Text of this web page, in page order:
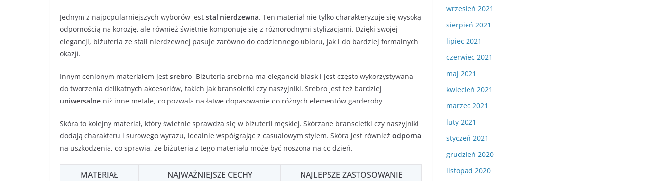
Jednym z najpopularniejszych wyborów jest stal nierdzewna. Ten materiał nie tylko charakteryzuje się wysoką
odpornością na korozję, ale również świetnie komponuje się z różnorodnymi stylizacjami. Dzięki swojej
elegancji, biżuteria ze stali nierdzewnej pasuje zarówno do codziennego ubioru, jak i do bardziej formalnych
okazji.
Innym cenionym materiałem jest srebro. Biżuteria srebrna ma elegancki blask i jest często wykorzystywana
do tworzenia delikatnych akcesoriów, takich jak bransoletki czy naszyjniki. Srebro jest też bardziej
uniwersalne niż inne metale, co pozwala na łatwe dopasowanie do różnych elementów garderoby.
Skóra to kolejny materiał, który świetnie sprawdza się w biżuterii męskiej. Skórzane bransoletki czy naszyjniki
dodają charakteru i surowego wyrazu, idealnie współgrając z casualowym stylem. Skóra jest również odporna
na uszkodzenia, co sprawia, że biżuteria z tego materiału może być noszona na co dzień.
MATERIAŁ NAJWAŻNIEJSZE CECHY
NAJLEPSZE ZASTOSOWANIE
wrzesień 2021
sierpień 2021
lipiec 2021
czerwiec 2021
maj 2021
kwiecień 2021
marzec 2021
luty 2021
styczeń 2021
grudzień 2020
listopad 2020